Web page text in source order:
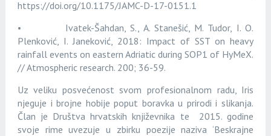
https://doi.org/10.1175/JAMC-D-17-0151.1
• Ivatek-Šahdan, S., A. Stanešić, M. Tudor, I. O.
Plenković, I. Janeković, 2018: Impact of SST on heavy
rainfall events on eastern Adriatic during SOP1 of HyMeX.
// Atmospheric research. 200; 36-59.
Uz veliku posvećenost svom profesionalnom radu, Iris
njeguje i brojne hobije poput boravka u prirodi i slikanja.
Član je Društva hrvatskih književnika te 2015. godine
svoje rime uvezuje u zbirku poezije naziva ‘Beskrajne